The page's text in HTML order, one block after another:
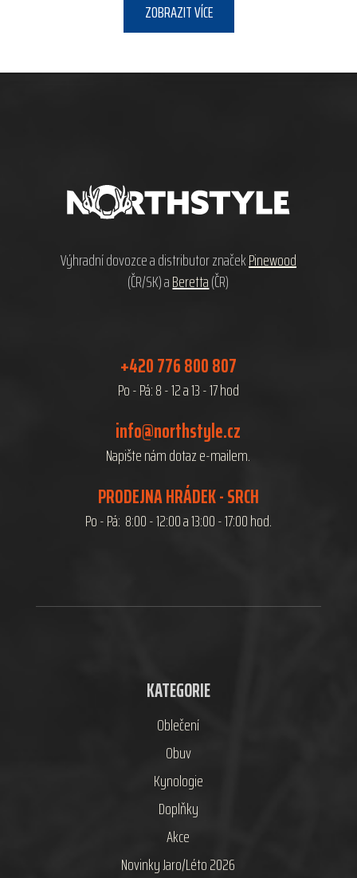
ZOBRAZIT VÍCE
Výhradní dovozce a distributor značekPinewood
(ČR/SK) aBeretta(ČR)
+420 776 800 807
Po - Pá: 8 - 12 a 13 - 17 hod
info@northstyle.cz
Napište nám dotaz e-mailem.
PRODEJNA HRÁDEK - SRCH
Po - Pá: 8:00 - 12:00 a 13:00 - 17:00 hod.
KATEGORIE
Oblečení
Obuv
Kynologie
Doplňky
Akce
Novinky Jaro/Léto 2026